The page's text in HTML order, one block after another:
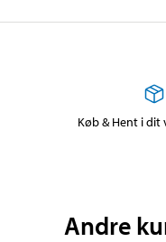
Køb & Hent i dit
Andre